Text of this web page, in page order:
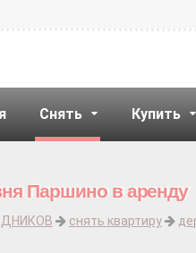
Снять Купить
Паршино в аренду
снять квартиру